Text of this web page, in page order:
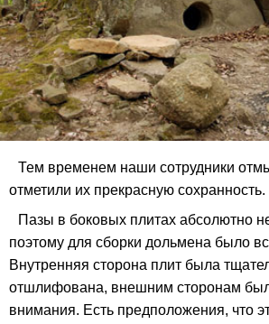
Тем временем наши сотрудники
отметили их прекрасную сохранность.
Пазы в боковых плитах абсолютно
поэтому для сборки дольмена было
Внутренняя сторона плит была
отшлифована, внешним сторонам
внимания. Есть предположения, что